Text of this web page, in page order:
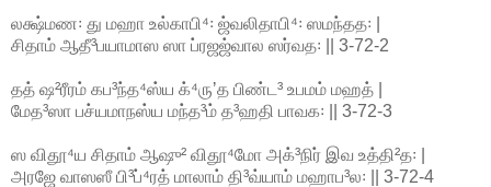
லக்ஷ்மண꞉ து மஹா உல்காபி⁴꞉ ஜ்வலிதாபி⁴꞉ ஸமந்தத꞉ |
சிதாம் ஆதீ³பயாமாஸ ஸா ப்ரஜஜ்வால ஸர்வத꞉ || 3-72-2
தத் ஷ²ரீரம் கப³ந்த⁴ஸ்ய க்⁴ருʼத பிண்ட³ உபமம் மஹத் |
மேத³ஸா பச்யமாநஸ்ய மந்த³ம் த³ஹதி பாவக꞉ || 3-72-3
ஸ விதூ⁴ய சிதாம் ஆஷு² விதூ⁴மோ அக்³நிர் இவ உத்தி²த꞉ |
அரஜே வாஸஸீ பி³ப்⁴ரத் மாலாம் தி³வ்யாம் மஹாப³ல꞉ || 3-72-4